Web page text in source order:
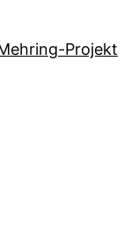
Projekt